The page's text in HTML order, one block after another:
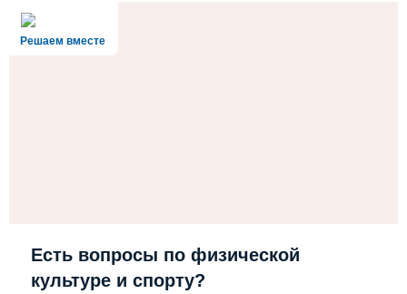
Решаем вместе
Есть вопросы по физической
культуре и спорту?